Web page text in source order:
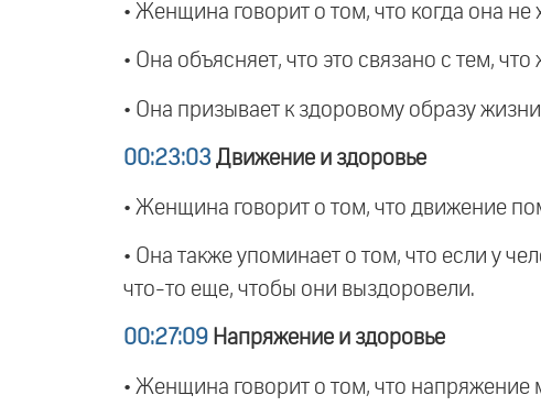
• Женщина говорит о том, что когда она не
• Она объясняет, что это связано с тем,
• Она призывает к здоровому образу
00:23:03 Движение и здоровье
• Женщина говорит о том, что движение
• Она также упоминает о том, что если у
что-то еще, чтобы они выздоровели.
00:27:09 Напряжение и здоровье
• Женщина говорит о том, что напряжение